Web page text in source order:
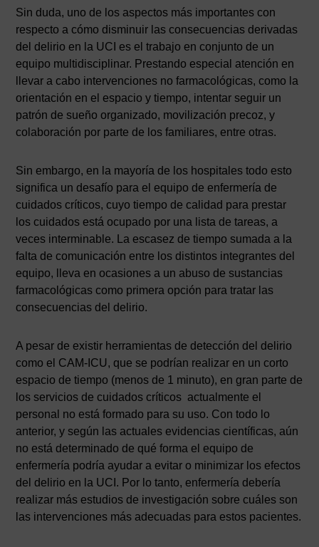
Sin duda, uno de los aspectos más importantes con
respecto a cómo disminuir las consecuencias derivadas
del delirio en la UCI es el trabajo en conjunto de un
equipo multidisciplinar. Prestando especial atención en
llevar a cabo intervenciones no farmacológicas, como la
orientación en el espacio y tiempo, intentar seguir un
patrón de sueño organizado, movilización precoz, y
colaboración por parte de los familiares, entre otras.
Sin embargo, en la mayoría de los hospitales todo esto
significa un desafío para el equipo de enfermería de
cuidados críticos, cuyo tiempo de calidad para prestar
los cuidados está ocupado por una lista de tareas, a
veces interminable. La escasez de tiempo sumada a la
falta de comunicación entre los distintos integrantes del
equipo, lleva en ocasiones a un abuso de sustancias
farmacológicas como primera opción para tratar las
consecuencias del delirio.
A pesar de existir herramientas de detección del delirio
como el CAM-ICU, que se podrían realizar en un corto
espacio de tiempo (menos de 1 minuto), en gran parte de
los servicios de cuidados críticos actualmente el
personal no está formado para su uso. Con todo lo
anterior, y según las actuales evidencias científicas, aún
no está determinado de qué forma el equipo de
enfermería podría ayudar a evitar o minimizar los efectos
del delirio en la UCI. Por lo tanto, enfermería debería
realizar más estudios de investigación sobre cuáles son
las intervenciones más adecuadas para estos pacientes.